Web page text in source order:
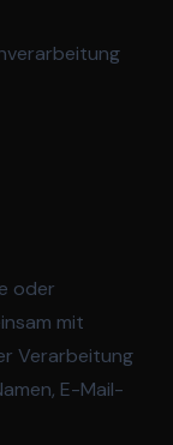
oder
mit
Verarbeitung
E-Mail-